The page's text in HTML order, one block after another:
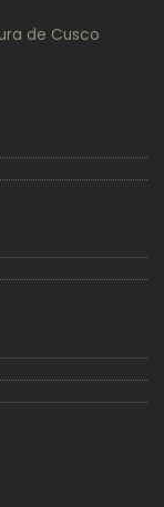
de Cusco